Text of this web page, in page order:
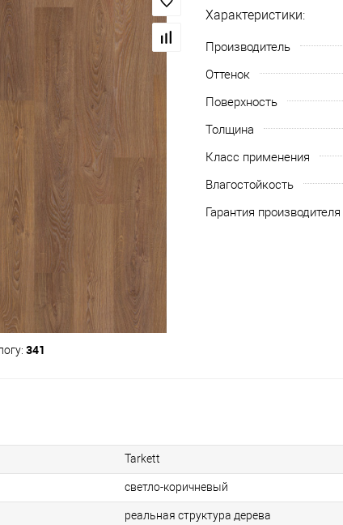
341
Характеристики:
Производитель
Оттенок
Поверхность
Толщина
Класс применения
Влагостойкость
Гарантия производителя
Tarkett
светло-коричневый
реальная структура дерева